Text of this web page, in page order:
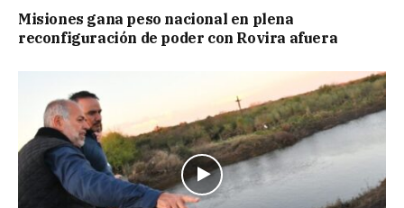
Misiones gana peso nacional en plena
reconfiguración de poder con Rovira afuera